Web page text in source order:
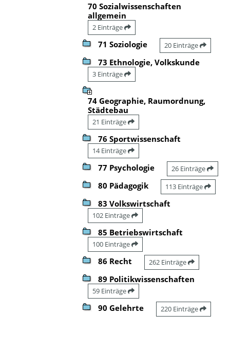
70 Sozialwissenschaften
allgemein
2 Einträge
71 Soziologie 20 Einträge
73 Ethnologie, Volkskunde
3 Einträge
74 Geographie, Raumordnung,
Städtebau
21 Einträge
76 Sportwissenschaft
14 Einträge
77 Psychologie 26 Einträge
80 Pädagogik 113 Einträge
83 Volkswirtschaft
102 Einträge
85 Betriebswirtschaft
100 Einträge
86 Recht 262 Einträge
89 Politikwissenschaften
59 Einträge
90 Gelehrte 220 Einträge